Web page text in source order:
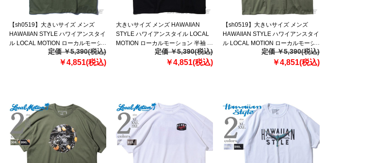
【sh0519】大きいサイズ メンズ
HAWAIIAN STYLE ハワイアンスタイ
ル LOCAL MOTION ローカルモーシ
ョン 半袖 プリント Tシャツ USA直輸
定価 ￥5,390(税込)
￥4,851(税込)
大きいサイズ メンズ HAWAIIAN
STYLE ハワイアンスタイル LOCAL
MOTION ローカルモーション 半袖 プ
リント Tシャツ USA直輸入
定価 ￥5,390(税込)
￥4,851(税込)
【sh0519】大きいサイズ メンズ
HAWAIIAN STYLE ハワイアンスタイ
ル LOCAL MOTION ローカルモーシ
ョン 半袖 プリント Tシャツ USA直輸
定価 ￥5,390(税込)
￥4,851(税込)